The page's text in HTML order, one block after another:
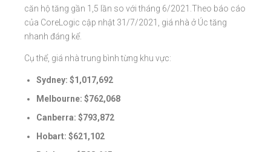
căn hộ tăng gần 1,5 lần so với tháng 6/2021.Theo báo cáo
của CoreLogic cập nhật 31/7/2021, giá nhà ở Úc tăng
nhanh đáng kể.
Cụ thể, giá nhà trung bình từng khu vực:
Sydney: $1,017,692
Melbourne: $762,068
Canberra: $793,872
Hobart: $621,102